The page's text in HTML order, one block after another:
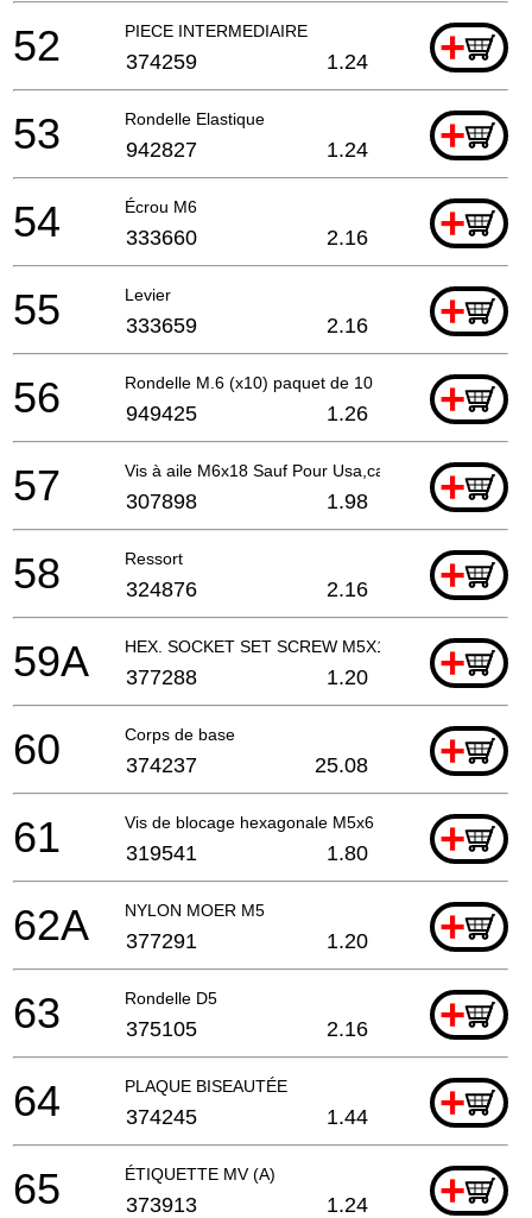
PIECE INTERMEDIAIRE +
52 374259 1.24
Rondelle Elastique +
53 942827 1.24
Écrou M6 +
54 333660 2.16
Levier +
55 333659 2.16
Rondelle M.6 (x10) paquet de 10 +
56 949425 1.26
Vis à aile M6x18 Sauf Pour Usa,can +
57 307898 1.98
Ressort +
58 324876 2.16
HEX. SOCKET SET SCREW M5X10 NEW+
59A 377288 1.20
Corps de base +
60 374237 25.08
Vis de blocage hexagonale M5x6 +
61 319541 1.80
NYLON MOER M5 +
62A 377291 1.20
Rondelle D5 +
63 375105 2.16
PLAQUE BISEAUTÉE +
64 374245 1.44
ÉTIQUETTE MV (A) +
65 373913 1.24